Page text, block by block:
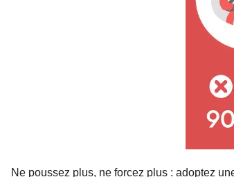
Ne poussez plus, ne forcez plus : adoptez